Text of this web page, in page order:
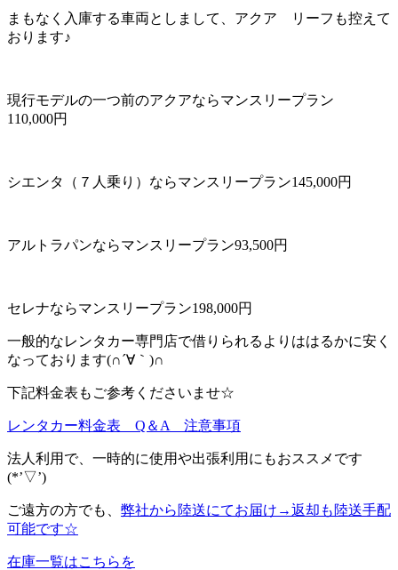
まもなく入庫する車両としまして、アクア リーフも控えて
おります♪
現行モデルの一つ前のアクアならマンスリープラン
110,000円
シエンタ（７人乗り）ならマンスリープラン145,000円
アルトラパンならマンスリープラン93,500円
セレナならマンスリープラン198,000円
一般的なレンタカー専門店で借りられるよりははるかに安く
なっております(∩´∀｀)∩
下記料金表もご参考くださいませ☆
レンタカー料金表 Q＆A 注意事項
法人利用で、一時的に使用や出張利用にもおススメです
(*’▽’)
ご遠方の方でも、 弊社から陸送にてお届け→返却も陸送手配
可能です☆
在庫一覧はこちらを